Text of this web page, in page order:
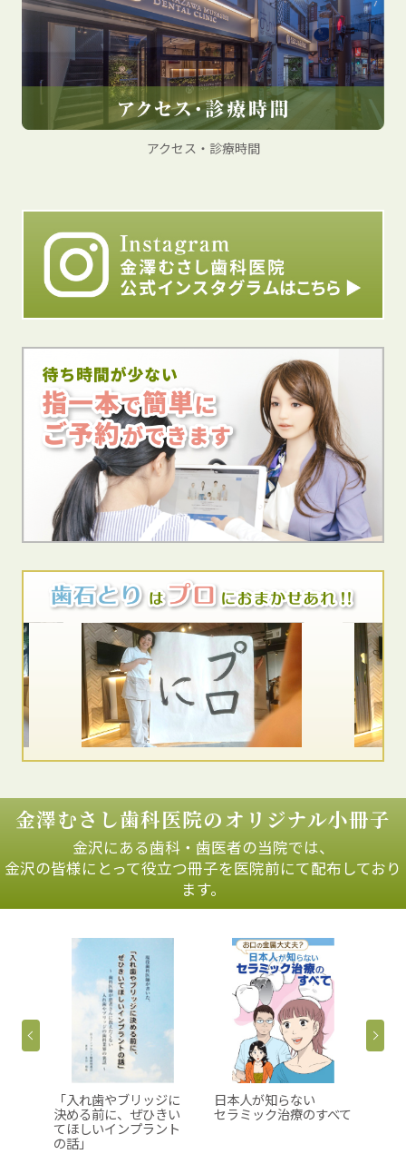
アクセス・診療時間
金澤むさし歯科医院のオリジナル小冊子
金沢にある歯科・歯医者の当院では、
金沢の皆様にとって役立つ冊子を医院前にて配布しており
ます。
「入れ歯やブリッジに
決める前に、ぜひきい
てほしいインプラント
の話」
日本人が知らない
セラミック治療のすべて